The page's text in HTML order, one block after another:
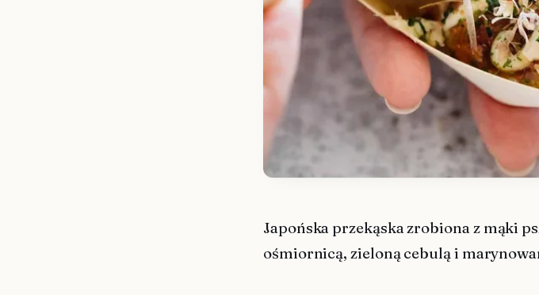
Japońska przekąska zrobiona z mąki
ośmiornicą, zieloną cebulą i